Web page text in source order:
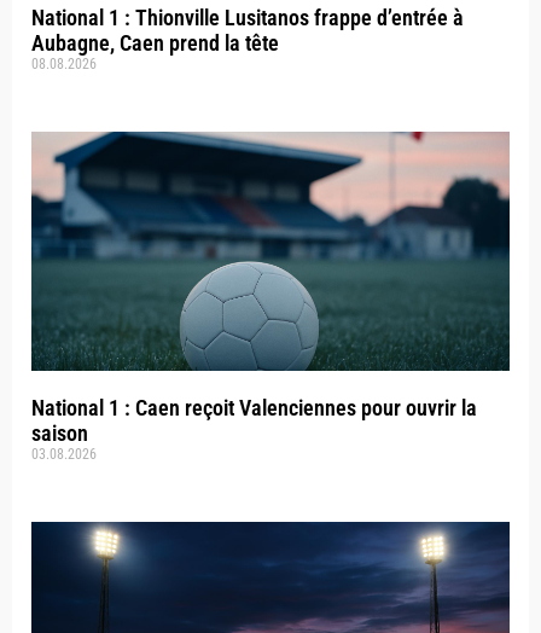
National 1 : Thionville Lusitanos frappe d’entrée à
Aubagne, Caen prend la tête
08.08.2026
National 1 : Caen reçoit Valenciennes pour ouvrir la
saison
03.08.2026